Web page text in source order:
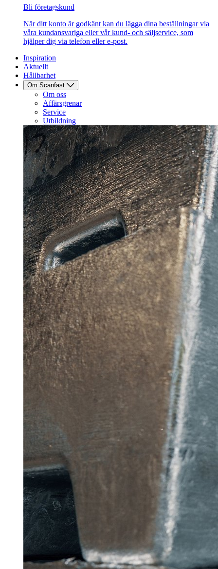
Bli företagskund
När ditt konto är godkänt kan du lägga dina beställningar via
våra kundansvariga eller vår kund- och säljservice, som
hjälper dig via telefon eller e-post.
Inspiration
Aktuellt
Hållbarhet
Om Scanfast
Om oss
Affärsgrenar
Service
Utbildning